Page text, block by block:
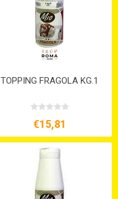
TOPPING FRAGOLA KG.1
€15,81